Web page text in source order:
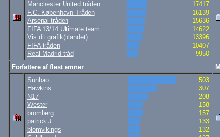
Manchester United tråden
17417
F.C. København Tråden
16139
Arsenal tråden
15636
FIFA 13/14 Ultimate team
14622
Vis dit grafik(blandet)
13396
FIFA tråden
10407
Real Madrid tråd
9950
Forfattere af flest emner
Sunbao
503
Hawkins
307
N17
208
Wester
158
bromberg
157
patrick J
133
blomvikings
132